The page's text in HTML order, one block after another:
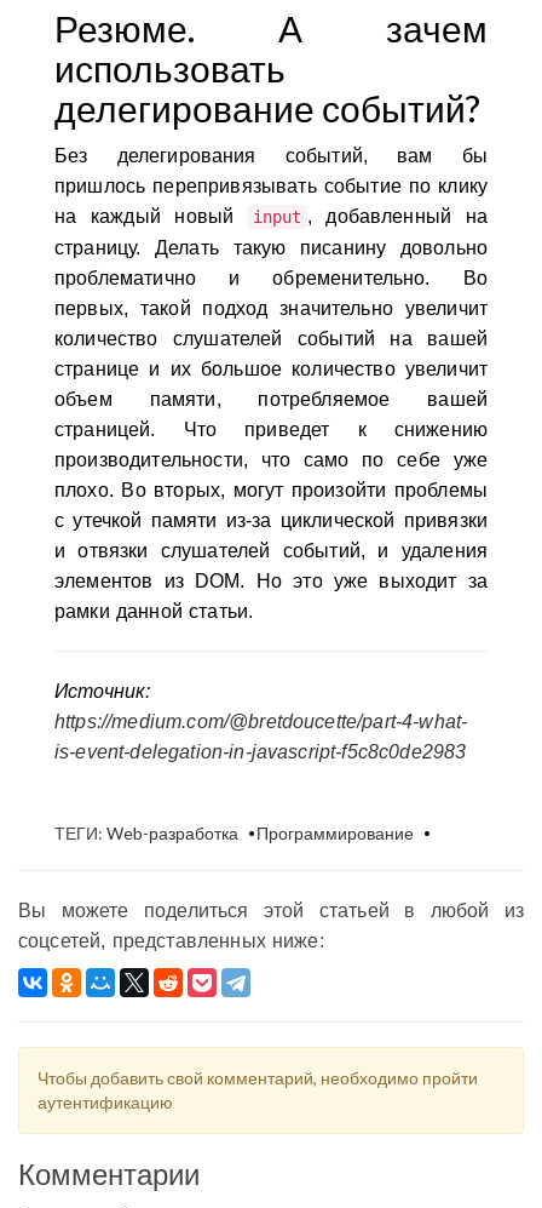
Резюме. А зачем
использовать
делегирование событий?
Без делегирования событий, вам бы
пришлось перепривязывать событие по клику
на каждый новый
input , добавленный на
страницу. Делать такую писанину довольно
проблематично и обременительно. Во
первых, такой подход значительно увеличит
количество слушателей событий на вашей
странице и их большое количество увеличит
объем памяти, потребляемое вашей
страницей. Что приведет к снижению
производительности, что само по себе уже
плохо. Во вторых, могут произойти проблемы
с утечкой памяти из-за циклической привязки
и отвязки слушателей событий, и удаления
элементов из DOM. Но это уже выходит за
рамки данной статьи.
Источник:
https://medium.com/@bretdoucette/part-4-what-
is-event-delegation-in-javascript-f5c8c0de2983
ТЕГИ: Web-разработка Программирование
Вы можете поделиться этой статьей в любой из
соцсетей, представленных ниже:
Чтобы добавить свой комментарий, необходимо пройти
аутентификацию
Комментарии